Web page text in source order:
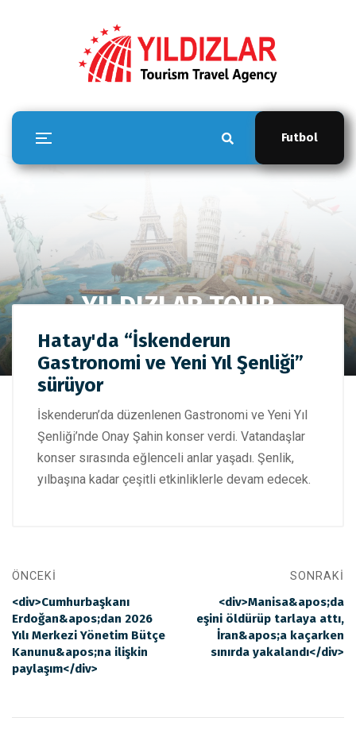
Futbol
YILDIZLAR TOUR
Anasayfa
YILDIZLAR TOUR
Hatay'da “İskenderun Gastronomi ve Yeni Yıl Şenliği”
Hatay'da “İskenderun
Gastronomi ve Yeni Yıl Şenliği”
sürüyor
İskenderun’da düzenlenen Gastronomi ve Yeni Yıl
Şenliği’nde Onay Şahin konser verdi. Vatandaşlar
konser sırasında eğlenceli anlar yaşadı. Şenlik,
yılbaşına kadar çeşitli etkinliklerle devam edecek.
ÖNCEKI
<div>Cumhurbaşkanı
Erdoğan&apos;dan 2026
Yılı Merkezi Yönetim Bütçe
Kanunu&apos;na ilişkin
paylaşım</div>
SONRAKI
<div>Manisa&apos;da
eşini öldürüp tarlaya attı,
İran&apos;a kaçarken
sınırda yakalandı</div>